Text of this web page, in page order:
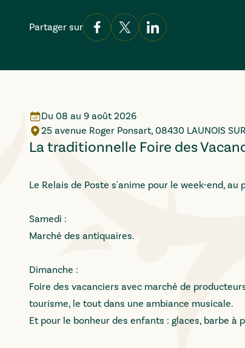
Partager sur
Du 08 au 9 août 2026
25 avenue Roger Ponsart, 08430 LAUNOIS
La traditionnelle Foire des
Le Relais de Poste s'anime pour le week-end, au
Samedi :
Marché des antiquaires.
Dimanche :
Foire des vacanciers avec marché de
tourisme, le tout dans une ambiance musicale.
Et pour le bonheur des enfants : glaces, barbe à